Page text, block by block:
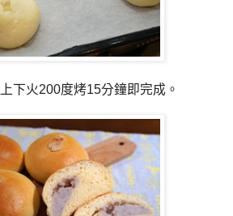
下火200度烤15分鐘即完成。